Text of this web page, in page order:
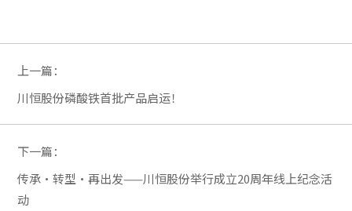
上一篇：
川恒股份磷酸铁首批产品启运！
下一篇：
传承·转型·再出发——川恒股份举行成立20周年线上纪念活
动